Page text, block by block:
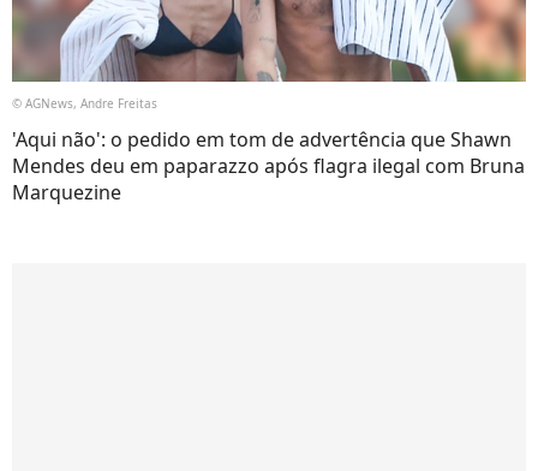
© AGNews, Andre Freitas
'Aqui não': o pedido em tom de advertência que Shawn
Mendes deu em paparazzo após flagra ilegal com Bruna
Marquezine